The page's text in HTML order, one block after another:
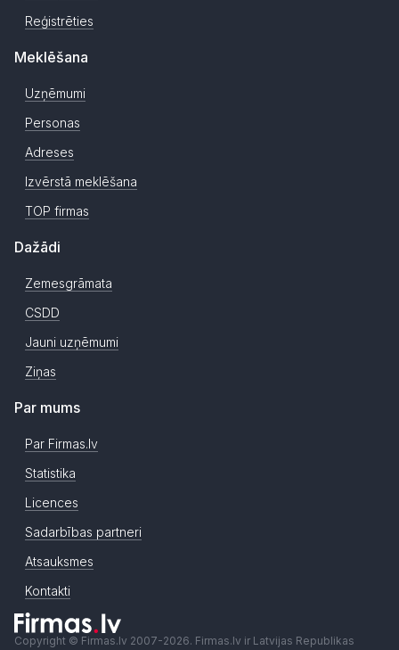
Reģistrēties
Meklēšana
Uzņēmumi
Personas
Adreses
Izvērstā meklēšana
TOP firmas
Dažādi
Zemesgrāmata
CSDD
Jauni uzņēmumi
Ziņas
Par mums
Par Firmas.lv
Statistika
Licences
Sadarbības partneri
Atsauksmes
Kontakti
Copyright © Firmas.lv 2007-2026. Firmas.lv ir Latvijas Republikas